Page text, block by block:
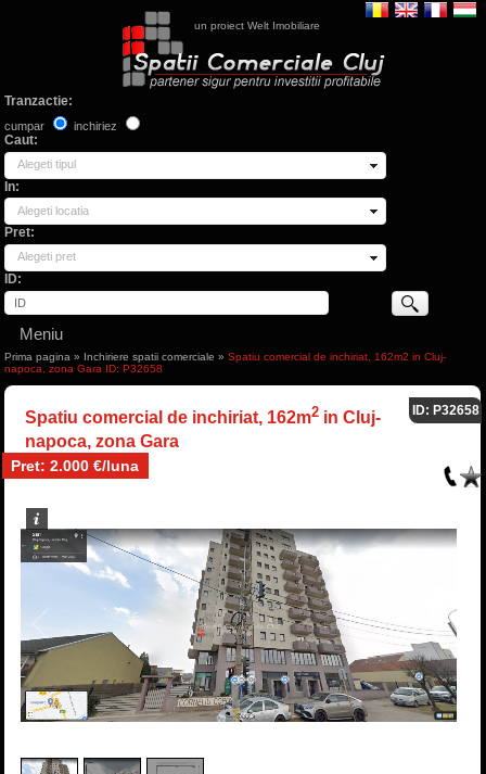
un proiect Welt Imobiliare
Tranzactie:
cumpar inchiriez
Caut:
Alegeti tipul
In:
Alegeti locatia
Pret:
Alegeti pret
ID:
Meniu
Prima pagina » Inchiriere spatii comerciale »Spatiu comercial de inchiriat, 162m2 in Cluj-
napoca, zona Gara ID: P32658
Spatiu comercial de inchiriat, 162m2in Cluj-
napoca, zona Gara
Pret: 2.000 €/luna
ID: P32658